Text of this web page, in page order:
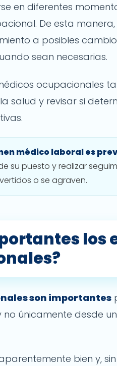
en diferentes
De esta
a posibles
sean necesarias.
ocupacionales
salud y revisar si
médico laboral es
su puesto y realizar
o se agraven.
los
son importantes
únicamente desde
bien y,